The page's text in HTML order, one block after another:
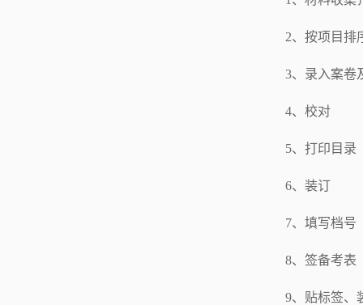
2、按项目排
3、录入案卷
4、校对
5、打印目录
6、装订
7、填写档号
8、签备考表
9、贴标签、